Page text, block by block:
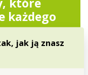
jak ją znasz
które
każdego